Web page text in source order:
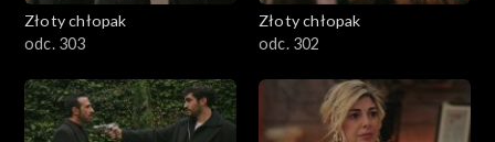
Złoty chłopak
odc. 303
Złoty chłopak
odc. 302